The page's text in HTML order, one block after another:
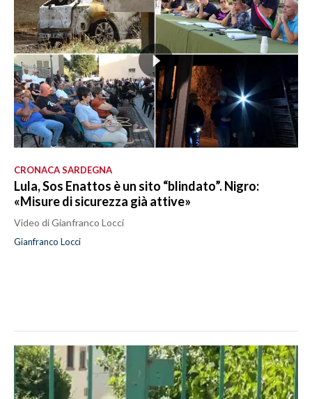
CRONACA SARDEGNA
Lula, Sos Enattos è un sito “blindato”. Nigro:
«Misure di sicurezza già attive»
Video di Gianfranco Locci
Gianfranco Locci